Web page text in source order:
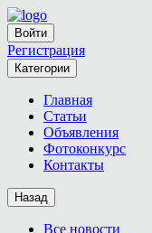
Войти
Регистрация
Категории
Главная
Статьи
Объявления
Фотоконкурс
Контакты
Назад
Все новости